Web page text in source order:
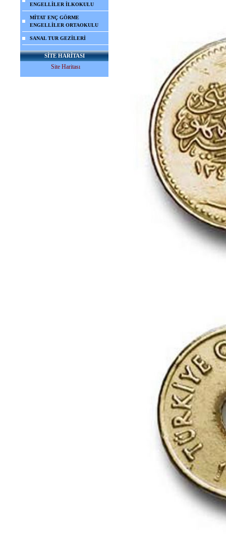
ENGELLİLER İLKOKULU
MİTAT ENÇ GÖRME
ENGELLİLER ORTAOKULU
SANAL TUR GEZİLERİ
SİTE HARİTASI
Site Haritası